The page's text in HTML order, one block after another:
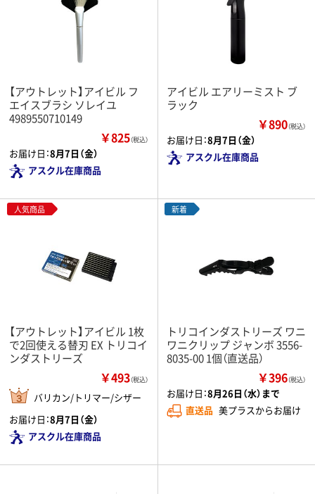
【アウトレット】アイビル フ
エイスブラシ ソレイユ
4989550710149
￥825（税込）
お届け日：8月7日（金）
アスクル在庫商品
アイビル エアリーミスト ブ
ラック
￥890（税込）
お届け日：8月7日（金）
アスクル在庫商品
人気商品
【アウトレット】アイビル 1枚
で2回使える替刃 EX トリコイ
ンダストリーズ
￥493（税込）
バリカン/トリマー/シザー
お届け日：8月7日（金）
アスクル在庫商品
新着
トリコインダストリーズ ワニ
ワニクリップ ジャンボ 3556-
8035-00 1個（直送品）
￥396（税込）
お届け日：8月26日（水）まで
直送品 美プラスからお届け